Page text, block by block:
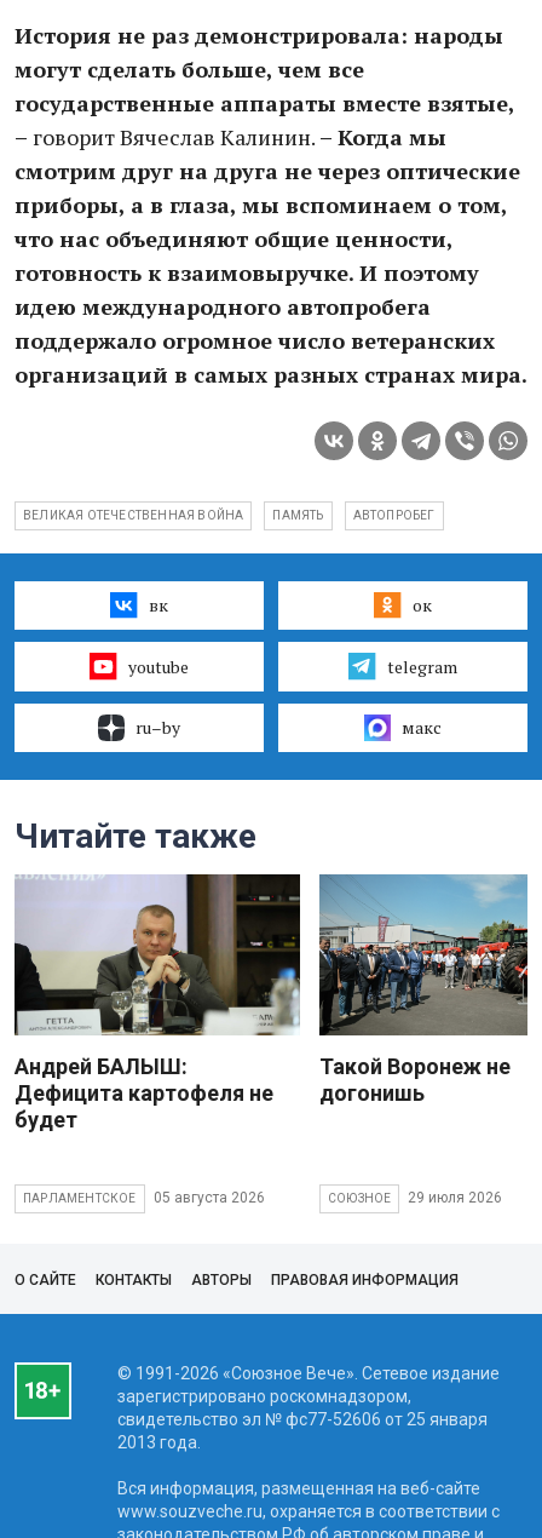
История не раз демонстрировала: народы
могут сделать больше, чем все
государственные аппараты вместе взятые,
– говорит Вячеслав Калинин. – Когда мы
смотрим друг на друга не через оптические
приборы, а в глаза, мы вспоминаем о том,
что нас объединяют общие ценности,
готовность к взаимовыручке. И поэтому
идею международного автопробега
поддержало огромное число ветеранских
организаций в самых разных странах мира.
ВЕЛИКАЯ ОТЕЧЕСТВЕННАЯ ВОЙНА ПАМЯТЬ АВТОПРОБЕГ
вк ок
youtube telegram
ru–by макс
Читайте также
Андрей БАЛЫШ:
Дефицита картофеля не
будет
ПАРЛАМЕНТСКОЕ 05 августа 2026
Такой Воронеж не
догонишь
СОЮЗНОЕ 29 июля 2026
О САЙТЕ КОНТАКТЫ АВТОРЫ ПРАВОВАЯ ИНФОРМАЦИЯ
© 1991-2026 «Союзное Вече». Сетевое издание
зарегистрировано роскомнадзором,
свидетельство эл № фc77-52606 от 25 января
2013 года.
Вся информация, размещенная на веб-сайте
www.souzveche.ru, охраняется в соответствии с
законодательством РФ об авторском праве и